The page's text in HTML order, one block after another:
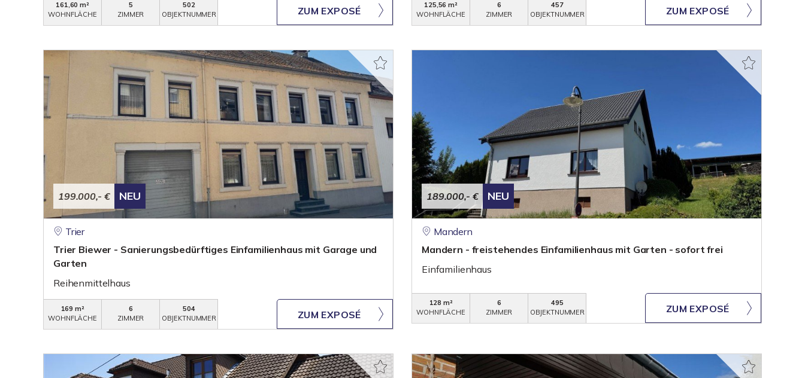
161,60 m²
WOHNFLÄCHE
5
ZIMMER
502
OBJEKTNUMMER
ZUM EXPOSÉ
125,56 m²
WOHNFLÄCHE
6
ZIMMER
457
OBJEKTNUMMER
ZUM EXPOSÉ
199.000,- € NEU
Trier
Trier Biewer - Sanierungsbedürftiges Einfamilienhaus mit Garage und
Garten
Reihenmittelhaus
169 m²
WOHNFLÄCHE
6
ZIMMER
504
OBJEKTNUMMER
ZUM EXPOSÉ
189.000,- € NEU
Mandern
Mandern - freistehendes Einfamilienhaus mit Garten - sofort frei
Einfamilienhaus
128 m²
WOHNFLÄCHE
6
ZIMMER
495
OBJEKTNUMMER
ZUM EXPOSÉ